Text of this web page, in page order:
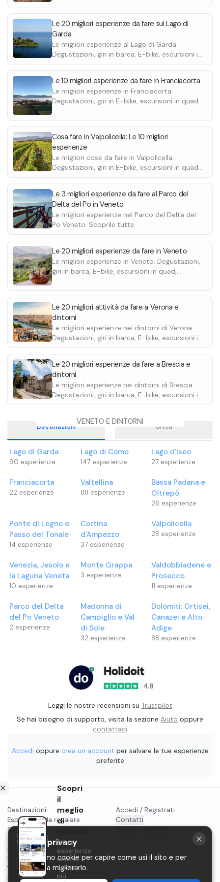
•Caffé
•Bevande
invece, viene preparata per le 19:30 / 20:00
(domenica sera esclusa per turno di chiusura)
e viene svolta dopo la passeggiata.
Il pranzo e la cena includono:
•3 portate
•Dessert
•Caffé
•Bevande
Questa opzione é disponibile solo da marzo a
settembre.
Escursione di 2 ore con pranzo
Giro di circa 12 km lungo la collina tra Gargnano
e Toscolano, attraversando luoghi storici e
aprendo il cuore ai panorami del Garda
Bresciano.
In questa esperienza è incluso il pranzo
(disponibile tutto l'anno). Il pranzo viene
preparato per le 12:30 / 13:00, è quindi
successivo alla passeggiata.
Il pranzo include:
•3 portate
•Dessert
•
•Bevande
degustazione innovativa e sostenibile.
In caso di allergie e intolleranze alimentari é
possibile contattare la struttura in seguito alla
prenotazione.
,
nella natura,
corrente che
Il noleggio della
guida fluviale
nel quale
poter usare la
da una guida
navigazione
particolarità
Consigliato
cappellino,
cellulare.
In caso di
l'orario di
Le 20 migliori esperienze da fare sul Lago di
Garda
Le migliori esperienze al Lago di Garda.
Degustazioni, giri in barca, E-bike, escursioni in
quad, passeggiate a cavallo e molte altre.
Le 10 migliori esperienze da fare in Franciacorta
Le migliori esperienze in Franciacorta.
Degustazioni, giri in E-bike, escursioni in quad,
Cosa fare in Valpolicella: Le 10 migliori
esperienze
Le migliori cose da fare in Valpolicella.
Degustazioni, giri in E-bike, escursioni in quad,
passeggiate a cavallo e molte altre.
Le 3 migliori esperienze da fare al Parco del
Delta del Po in Veneto
Le migliori esperienze nel Parco del Delta del
Po Veneto. Scoprile tutte.
Le 20 migliori esperienze da fare in Veneto
Le migliori esperienze in Veneto. Degustazioni,
giri in barca, E-bike, escursioni in quad,
Le 20 migliori attività da fare a Verona e
dintorni
Le migliori esperienze nei dintorni di Verona.
Degustazioni, giri in barca, E-bike, escursioni in
quad, passeggiate a cavallo e molte altre.
Le 20 migliori esperienze da fare a Brescia e
dintorni
Le migliori esperienze nei dintorni di Brescia.
Degustazioni, giri in barca, E-bike, escursioni in
quad, passeggiate a cavallo e molte altre.
VENETO E DINTORNI
Destinazioni Città
Lago di Garda
90 esperienze
Lago di Como
147 esperienze
Lago d'Iseo
27 esperienze
Franciacorta
22 esperienze
Valtellina
88 esperienze
Bassa Padana e
Oltrepò
26 esperienze
Ponte di Legno e
Passo del Tonale
14 esperienze
Cortina
d'Ampezzo
37 esperienze
Valpolicella
28 esperienze
Venezia, Jesolo e
la Laguna Veneta
10 esperienze
Monte Grappa
3 esperienze
Valdobbiadene e
Prosecco
11 esperienze
Parco del Delta
del Po Veneto
2 esperienze
Madonna di
Campiglio e Val
di Sole
32 esperienze
Dolomiti: Ortisei,
Canazei e Alto
Adige
88 esperienze
Leggi le nostre recensioni su Trustpilot
Se hai bisogno di supporto, visita la sezione Aiuto oppure
contattaci
Accedi oppure crea un account per salvare le tue esperienze
preferite
Destinazioni
Esperienze da regalare
Gift card
Cosa fare a...
Blog
Privacy
Termini
Instagram
Accedi / Registrati
Contatti
Scopri
il
meglio
di
Trova
esperienze
uniche
ancora
più
La tua privacy
Utilizziamo cookie per capire come usi il sito e per
aiutarci a migliorarlo.